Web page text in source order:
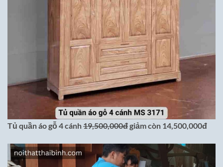
Tủ quần áo gỗ 4 cánh19,500,000đgiảm còn 14,500,000đ